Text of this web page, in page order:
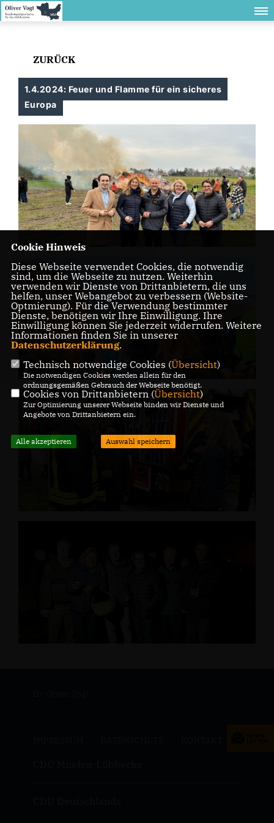
ZURÜCK
1.4.2024: Feuer und Flamme für ein sicheres
Europa
Cookie Hinweis
Diese Webseite verwendet Cookies, die notwendig
sind, um die Webseite zu nutzen. Weiterhin
verwenden wir Dienste von Drittanbietern, die uns
helfen, unser Webangebot zu verbessern (Website-
Optmierung). Für die Verwendung bestimmter
Dienste, benötigen wir Ihre Einwilligung. Ihre
Einwilligung können Sie jederzeit widerrufen. Weitere
Informationen finden Sie in unserer
Datenschutzerklärung.
Technisch notwendige Cookies (Übersicht)
Die notwendigen Cookies werden allein für den
ordnungsgemäßen Gebrauch der Webseite benötigt.
Cookies von Drittanbietern (Übersicht)
Zur Optimierung unserer Webseite binden wir Dienste und
Angebote von Drittanbietern ein.
Alle akzeptieren Auswahl speichern